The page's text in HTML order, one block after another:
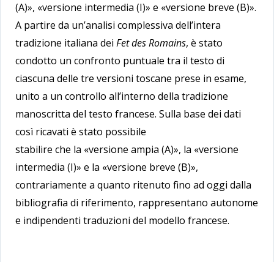
(A)», «versione intermedia (I)» e «versione breve (B)».
A partire da un’analisi complessiva dell’intera
tradizione italiana dei Fet des Romains, è stato
condotto un confronto puntuale tra il testo di
ciascuna delle tre versioni toscane prese in esame,
unito a un controllo all’interno della tradizione
manoscritta del testo francese. Sulla base dei dati
così ricavati è stato possibile
stabilire che la «versione ampia (A)», la «versione
intermedia (I)» e la «versione breve (B)»,
contrariamente a quanto ritenuto fino ad oggi dalla
bibliografia di riferimento, rappresentano autonome
e indipendenti traduzioni del modello francese.